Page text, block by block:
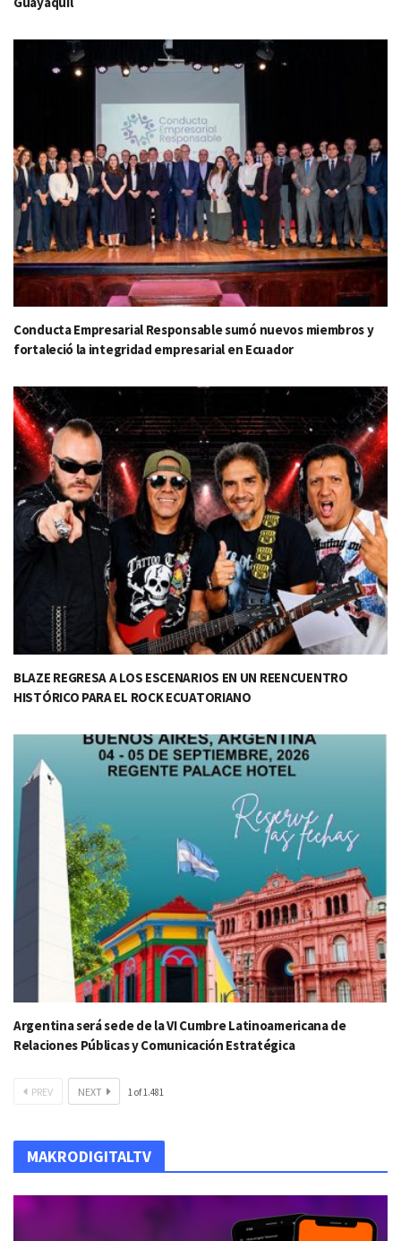
Conducta Empresarial Responsable sumó nuevos miembros y
fortaleció la integridad empresarial en Ecuador
BLAZE REGRESA A LOS ESCENARIOS EN UN REENCUENTRO
HISTÓRICO PARA EL ROCK ECUATORIANO
Argentina será sede de la VI Cumbre Latinoamericana de
Relaciones Públicas y Comunicación Estratégica
PREV NEXT 1of1.481
MAKRODIGITALTV